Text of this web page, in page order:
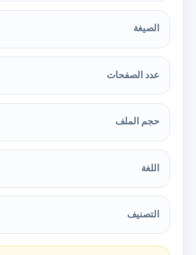
الصيغة
عدد الصفحات
حجم الملف
اللغة
التصنيف